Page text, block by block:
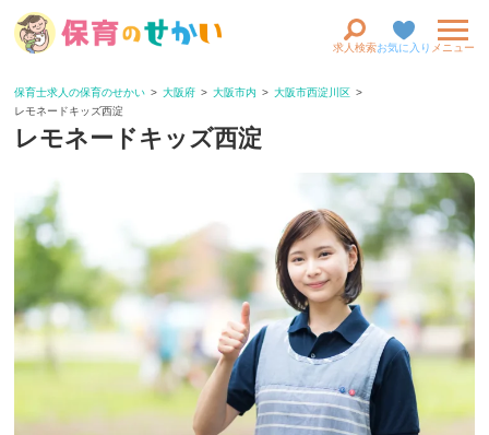
求人検索お気に入り メニュー
保育士求人の保育のせかい 大阪府 大阪市内
大阪市西淀川区
レモネードキッズ西淀
レモネードキッズ西淀